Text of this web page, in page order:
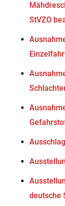
StVZO
deutsche